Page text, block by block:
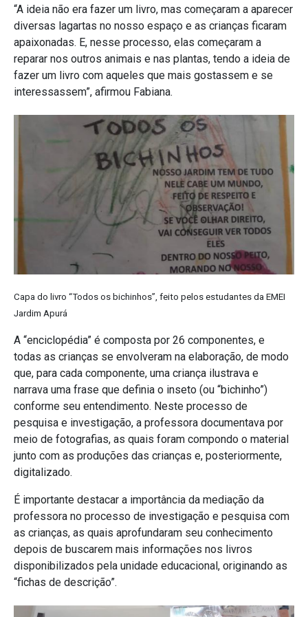
“A ideia não era fazer um livro, mas começaram a aparecer
diversas lagartas no nosso espaço e as crianças ficaram
apaixonadas. E, nesse processo, elas começaram a
reparar nos outros animais e nas plantas, tendo a ideia de
fazer um livro com aqueles que mais gostassem e se
interessassem”, afirmou Fabiana.
Capa do livro “Todos os bichinhos”, feito pelos estudantes da EMEI
Jardim Apurá
A “enciclopédia” é composta por 26 componentes, e
todas as crianças se envolveram na elaboração, de modo
que, para cada componente, uma criança ilustrava e
narrava uma frase que definia o inseto (ou “bichinho”)
conforme seu entendimento. Neste processo de
pesquisa e investigação, a professora documentava por
meio de fotografias, as quais foram compondo o material
junto com as produções das crianças e, posteriormente,
digitalizado.
É importante destacar a importância da mediação da
professora no processo de investigação e pesquisa com
as crianças, as quais aprofundaram seu conhecimento
depois de buscarem mais informações nos livros
disponibilizados pela unidade educacional, originando as
“fichas de descrição”.